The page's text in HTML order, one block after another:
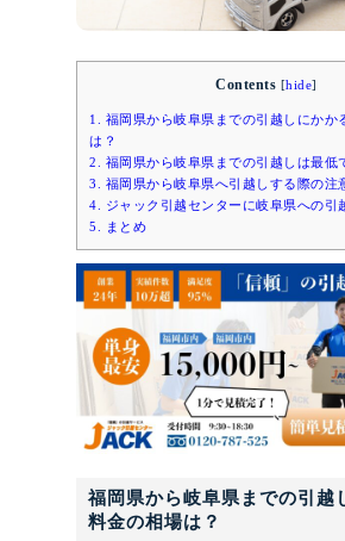
Contents [hide]
1.
福岡県から岐阜県までの引越しにかか
は？
2.
福岡県から岐阜県までの引越しは最低
3.
福岡県から岐阜県へ引越しする際の注
4.
ジャック引越センターに岐阜県への引
5.
まとめ
福岡県から岐阜県までの引越
料金の相場は？